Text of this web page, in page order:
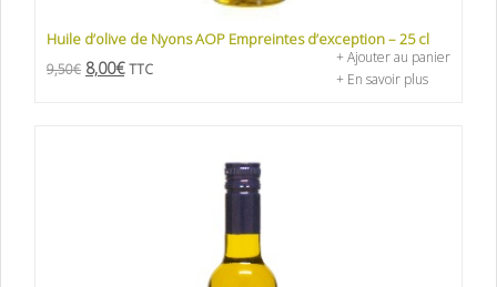
Huile d’olive de Nyons AOP Empreintes d’exception – 25 cl
9,50€ 8,00€ TTC
+ Ajouter au panier
+ En savoir plus